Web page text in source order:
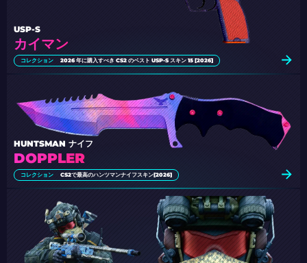
カイマン
USP-S
コレクション 2026 年に購入すべき CS2 のベスト USP-S スキン 15 [2026]
DOPPLER
HUNTSMAN ナイフ
コレクション CS2で最高のハンツマンナイフスキン[2026]